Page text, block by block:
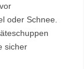
oder Schnee.
sicher